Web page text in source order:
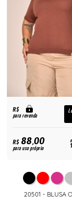
R$
para revenda
R$88,00
para uso próprio
20501 - BLUSA